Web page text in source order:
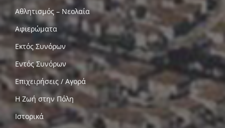
Αθλητισμός – Νεολαία
Αφιερώματα
Εκτός Συνόρων
Εντός Συνόρων
Επιχειρήσεις / Αγορά
Η Ζωή στην Πόλη
Ιστορικά